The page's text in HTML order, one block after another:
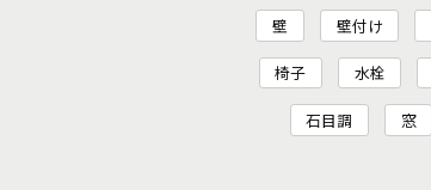
壁 壁付け
椅子 水栓
石目調 窓